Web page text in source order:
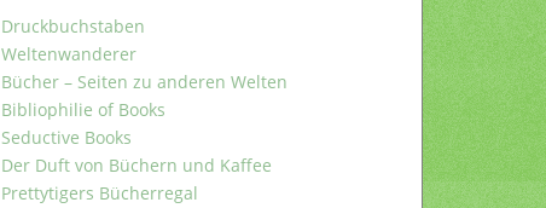
Druckbuchstaben
Weltenwanderer
Bücher – Seiten zu anderen Welten
Bibliophilie of Books
Seductive Books
Der Duft von Büchern und Kaffee
Prettytigers Bücherregal